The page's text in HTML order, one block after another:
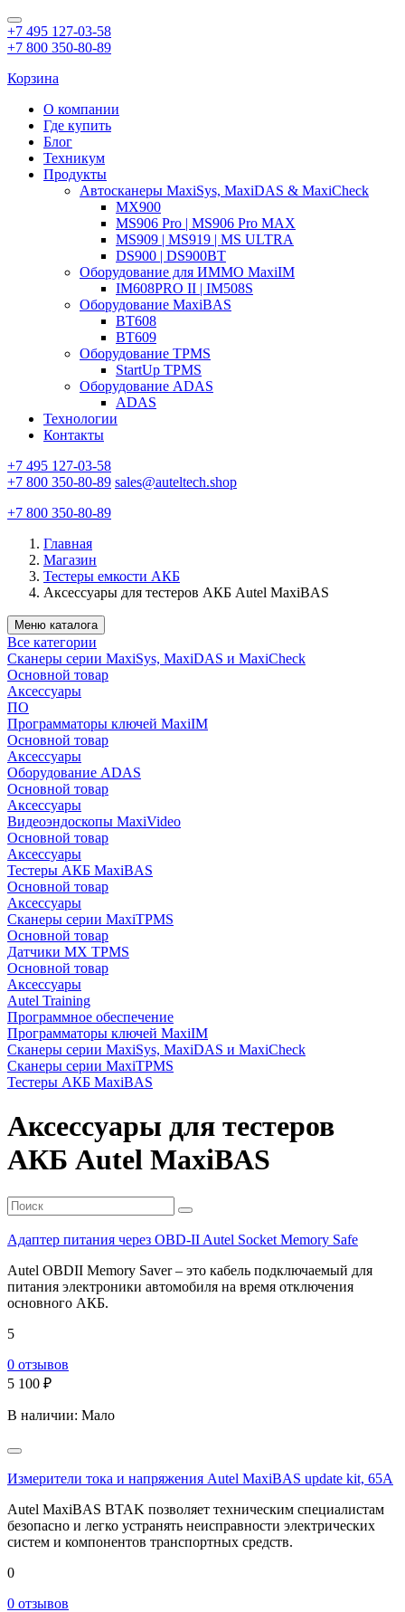
+7 495 127-03-58
+7 800 350-80-89
Корзина
О компании
Где купить
Блог
Техникум
Продукты
Автосканеры MaxiSys, MaxiDAS & MaxiCheck
MX900
MS906 Pro | MS906 Pro MAX
MS909 | MS919 | MS ULTRA
DS900 | DS900BT
Оборудование для ИММО MaxiIM
IM608PRO II | IM508S
Оборудование MaxiBAS
BT608
BT609
Оборудование TPMS
StartUp TPMS
Оборудование ADAS
ADAS
Технологии
Контакты
+7 495 127-03-58
+7 800 350-80-89 sales@auteltech.shop
+7 800 350-80-89
Главная
Магазин
Тестеры емкости АКБ
Аксессуары для тестеров АКБ Autel MaxiBAS
Меню каталога
Все категории
Сканеры серии MaxiSys, MaxiDAS и MaxiCheck
Основной товар
Аксессуары
ПО
Программаторы ключей MaxiIM
Основной товар
Аксессуары
Оборудование ADAS
Основной товар
Аксессуары
Видеоэндоскопы MaxiVideo
Основной товар
Аксессуары
Тестеры АКБ MaxiBAS
Основной товар
Аксессуары
Сканеры серии MaxiTPMS
Основной товар
Датчики MX TPMS
Основной товар
Аксессуары
Autel Training
Программное обеспечение
Программаторы ключей MaxiIM
Сканеры серии MaxiSys, MaxiDAS и MaxiCheck
Сканеры серии MaxiTPMS
Тестеры АКБ MaxiBAS
Аксессуары для тестеров
АКБ Autel MaxiBAS
Адаптер питания через OBD-II Autel Socket Memory Safe
Autel OBDII Memory Saver – это кабель подключаемый для
питания электроники автомобиля на время отключения
основного АКБ.
5
0 отзывов
5 100 ₽
В наличии: Мало
Измерители тока и напряжения Autel MaxiBAS update kit, 65A
Autel MaxiBAS BTAK позволяет техническим специалистам
безопасно и легко устранять неисправности электрических
систем и компонентов транспортных средств.
0
0 отзывов